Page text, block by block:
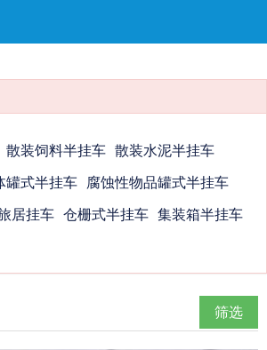
散装饲料半挂车 散装水泥半挂车
罐式半挂车 腐蚀性物品罐式半挂车
居挂车 仓栅式半挂车 集装箱半挂车
筛选